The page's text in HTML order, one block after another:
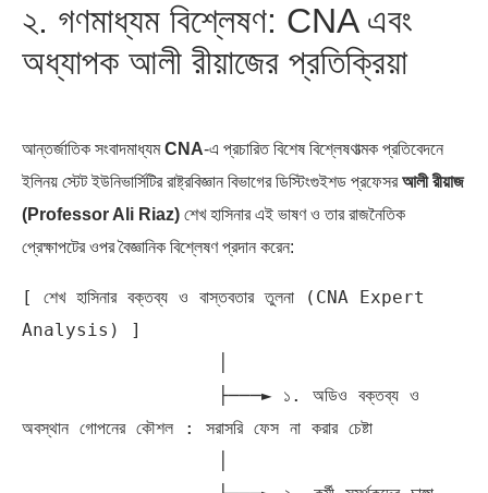
২. গণমাধ্যম বিশ্লেষণ: CNA এবং
অধ্যাপক আলী রীয়াজের প্রতিক্রিয়া
আন্তর্জাতিক সংবাদমাধ্যমCNA-এ প্রচারিত বিশেষ বিশ্লেষণাত্মক প্রতিবেদনে
ইলিনয় স্টেট ইউনিভার্সিটির রাষ্ট্রবিজ্ঞান বিভাগের ডিস্টিংগুইশড প্রফেসরআলী রীয়াজ
(Professor Ali Riaz) শেখ হাসিনার এই ভাষণ ও তার রাজনৈতিক
প্রেক্ষাপটের ওপর বৈজ্ঞানিক বিশ্লেষণ প্রদান করেন:
[ শেখ হাসিনার বক্তব্য ও বাস্তবতার তুলনা (CNA Expert
Analysis) ]
অবস্থান গোপনের কৌশল : সরাসরি ফেস না করার চেষ্টা